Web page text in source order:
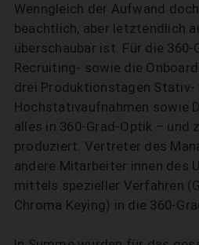
Wenngleich der Aufwand
beachtlich, aber letztendlich
überschaubar ist. Für die
Recruiting- sowie die
drei Produktionstagen Stativ-
Hochstativaufnahmen sowie
alles in 360-Grad-Optik – und
produziert. Vertreter des
andere Mitarbeiter:innen des
mittels spezieller Verfahren
Chroma Keying) in die 360-